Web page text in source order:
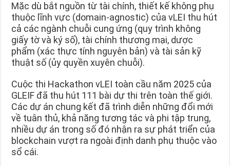
Mặc dù bắt nguồn từ tài chính, thiết kế không phụ
thuộc lĩnh vực (domain-agnostic) của vLEI thu hút
cả các ngành chuỗi cung ứng (quy trình không
giấy tờ và ký số), tài chính thương mại, dược
phẩm (xác thực tính nguyên bản) và tài sản kỹ
thuật số (ủy quyền xuyên chuỗi).
Cuộc thi Hackathon vLEI toàn cầu năm 2025 của
GLEIF đã thu hút 111 bài dự thi trên toàn thế giới.
Các dự án chung kết đã trình diễn những đổi mới
về tuân thủ, khả năng tương tác và phi tập trung,
nhiều dự án trong số đó nhận ra sự phát triển của
blockchain vượt ra ngoài định danh phụ thuộc vào
sổ cái.